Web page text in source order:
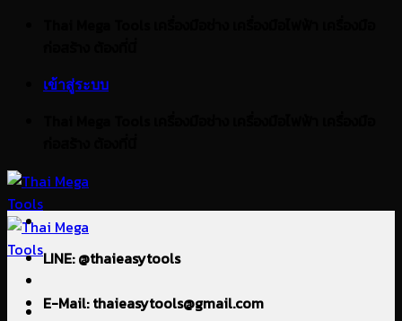
เข้าสู่ระบบ
LINE: @thaieasytools
E-Mail: thaieasytools@gmail.com